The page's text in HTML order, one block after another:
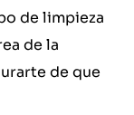
de limpieza
de la
de que